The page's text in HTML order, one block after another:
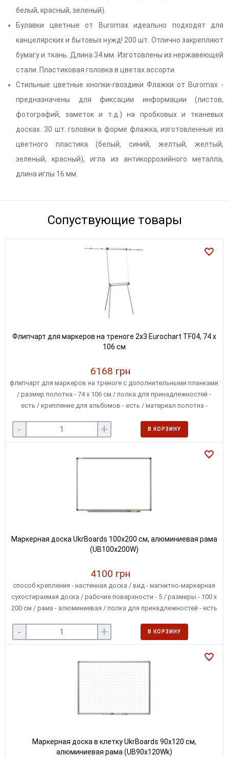
белый, красный, зеленый).
Булавки цветные от Buromax идеально подходят для
канцелярских и бытовых нужд! 200 шт. Отлично закрепляют
бумагу и ткань. Длина 34 мм. Изготовлены из нержавеющей
стали. Пластиковая головка в цветах ассорти.
Стильные цветные кнопки-гвоздики Флажки от Buromax -
предназначены для фиксации информации (листов,
фотографий, заметок и т.д.) на пробковых и тканевых
досках. 30 шт. головки в форме флажка, изготовленные из
цветного пластика (белый, синий, желтый, желтый,
зеленый, красный), игла из антикоррозийного металла,
длина иглы 16 мм.
Сопуствующие товары
Флипчарт для маркеров на треноге 2x3 Eurochart TF04, 74 х
106 см
6168 грн
флипчарт для маркеров на треноге с дополнительными планками
/ размер полотна - 74 х 106 см / полка для принадлежностей -
есть / крепление для альбомов - есть / материал полотна -
- + В КОРЗИНУ
Маркерная доска UkrBoards 100х200 см, алюминиевая рама
(UB100x200W)
4100 грн
способ крепления - настенная доска / вид - магнитно-маркерная
сухостираемая доска / рабочие поверхности - 5 / размеры - 100 х
200 см / рама - алюминиевая / полка для принадлежностей - есть
- + В КОРЗИНУ
Маркерная доска в клетку UkrBoards 90х120 см,
алюминиевая рама (UB90x120Wk)